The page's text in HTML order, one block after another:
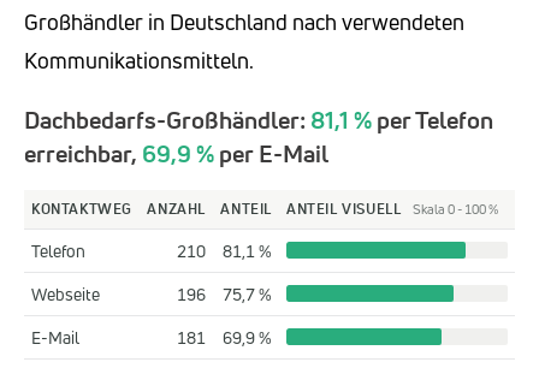
Großhändler in Deutschland nach verwendeten
Kommunikationsmitteln.
Dachbedarfs-Großhändler: 81,1 %per Telefon
erreichbar, 69,9 %per E-Mail
KONTAKTWEG ANZAHL ANTEIL ANTEIL VISUELL Skala 0 - 100 %
Telefon 210
81,1 %
Webseite
196
75,7 %
E-Mail
181
69,9 %